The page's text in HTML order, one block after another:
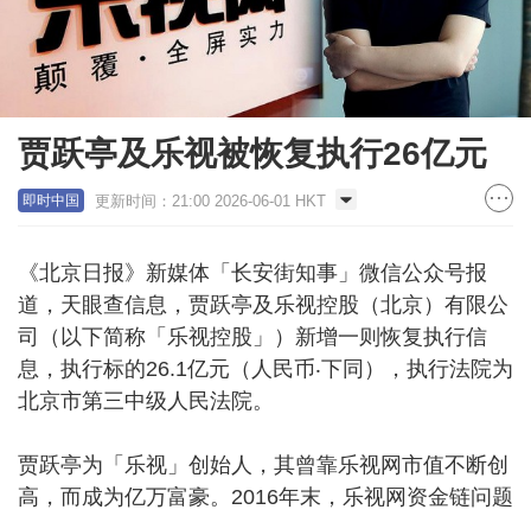
贾跃亭及乐视被恢复执行26亿元
即时中国 更新时间：21:00 2026-06-01 HKT
《北京日报》新媒体「长安街知事」微信公众号报
道，天眼查信息，贾跃亭及乐视控股（北京）有限公
司（以下简称「乐视控股」）新增一则恢复执行信
息，执行标的26.1亿元（人民币‧下同），执行法院为
北京市第三中级人民法院。
贾跃亭为「乐视」创始人，其曾靠乐视网市值不断创
高，而成为亿万富豪。2016年末，乐视网资金链问题